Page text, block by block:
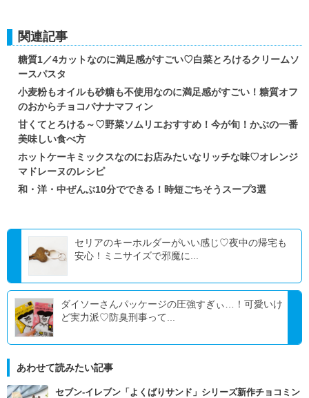
関連記事
糖質1／4カットなのに満足感がすごい♡白菜とろけるクリームソ
ースパスタ
小麦粉もオイルも砂糖も不使用なのに満足感がすごい！糖質オフ
のおからチョコバナナマフィン
甘くてとろける～♡野菜ソムリエおすすめ！今が旬！かぶの一番
美味しい食べ方
ホットケーキミックスなのにお店みたいなリッチな味♡オレンジ
マドレーヌのレシピ
和・洋・中ぜんぶ10分でできる！時短ごちそうスープ3選
セリアのキーホルダーがいい感じ♡夜中の帰宅も
安心！ミニサイズで邪魔に...
ダイソーさんパッケージの圧強すぎぃ…！可愛いけ
ど実力派♡防臭刑事って...
あわせて読みたい記事
セブン‐イレブン「よくばりサンド」シリーズ新作チョコミン